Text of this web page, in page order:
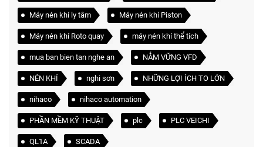
Máy nén khí ly tâm Máy nén khí Piston
Máy nén khí Roto quay máy nén khí thể tích
mua ban bien tan nghe an NẮM VỮNG VFD
NÉN KHÍ nghi sơn NHỮNG LỢI ÍCH TO LỚN
nihaco nihaco automation
PHẦN MỀM KỸ THUẬT plc PLC VEICHI
QL1A SCADA